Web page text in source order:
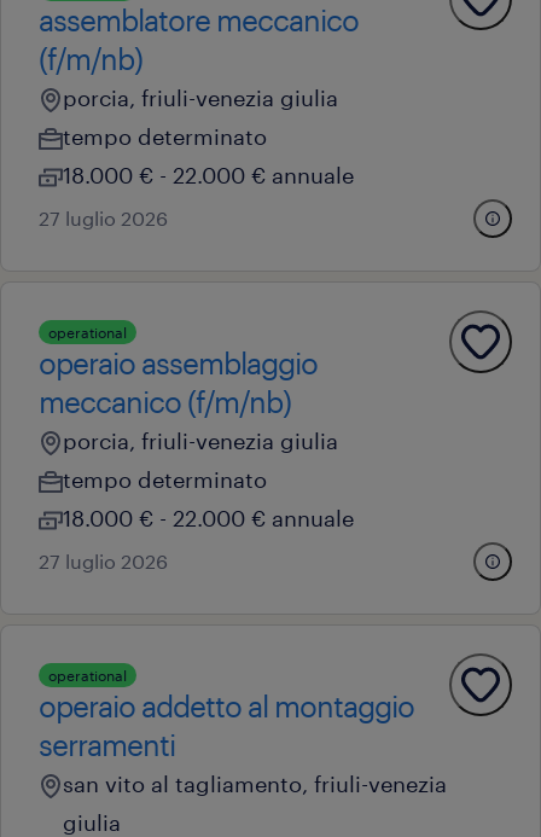
assemblatore meccanico
(f/m/nb)
porcia, friuli-venezia giulia
tempo determinato
18.000 € - 22.000 € annuale
27 luglio 2026
operational
operaio assemblaggio
meccanico (f/m/nb)
porcia, friuli-venezia giulia
tempo determinato
18.000 € - 22.000 € annuale
27 luglio 2026
operational
operaio addetto al montaggio
serramenti
san vito al tagliamento, friuli-venezia
giulia